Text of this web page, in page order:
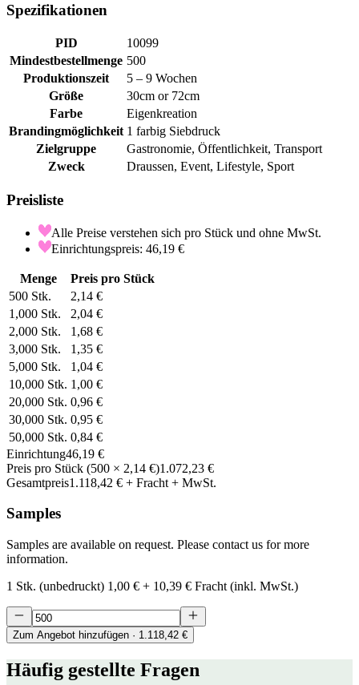
Spezifikationen
PID
10099
Mindestbestellmenge 500
Produktionszeit
5 – 9 Wochen
Größe
30cm or 72cm
Farbe
Eigenkreation
Brandingmöglichkeit 1 farbig Siebdruck
Zielgruppe
Gastronomie, Öffentlichkeit, Transport
Zweck
Draussen, Event, Lifestyle, Sport
Preisliste
Alle Preise verstehen sich pro Stück und ohne MwSt.
Einrichtungspreis: 46,19 €
Menge
Preis pro Stück
500 Stk.
2,14 €
1,000 Stk.
2,04 €
2,000 Stk.
1,68 €
3,000 Stk.
1,35 €
5,000 Stk.
1,04 €
10,000 Stk. 1,00 €
20,000 Stk. 0,96 €
30,000 Stk. 0,95 €
50,000 Stk. 0,84 €
Einrichtung46,19 €
Preis pro Stück (500 × 2,14 €)1.072,23 €
Gesamtpreis1.118,42 € + Fracht + MwSt.
Samples
Samples are available on request. Please contact us for more
information.
1 Stk. (unbedruckt) 1,00 € + 10,39 € Fracht (inkl. MwSt.)
Zum Angebot hinzufügen · 1.118,42 €
Häufig gestellte Fragen